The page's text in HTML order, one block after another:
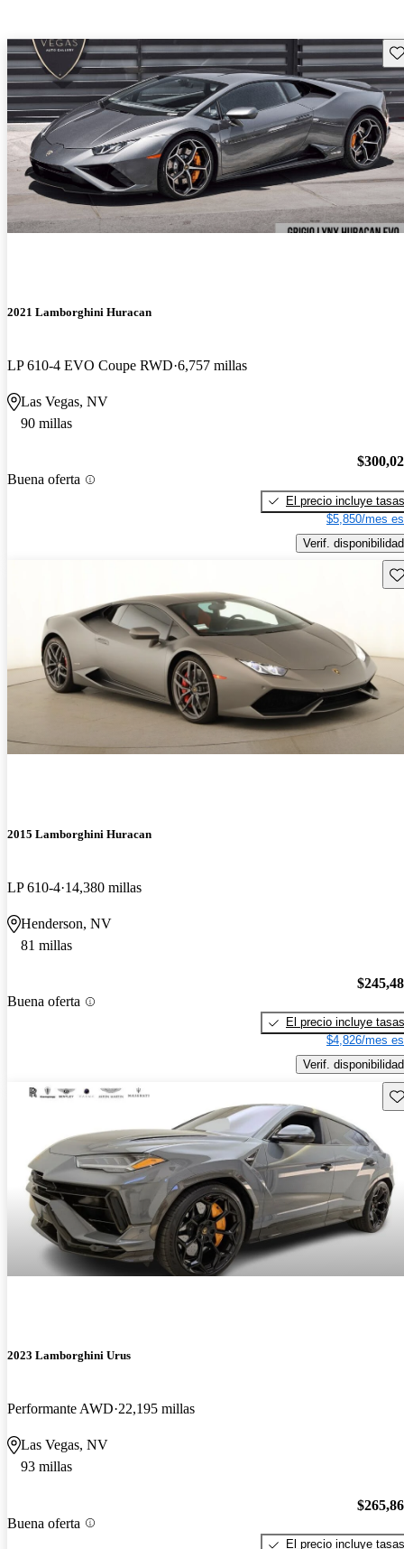
2021 Lamborghini Huracan
LP 610-4 EVO Coupe RWD 6,757 millas
Las Vegas, NV
90 millas
Buena oferta
El precio incluye tasas
$5,850/mes
Verif. disponibilidad
2015 Lamborghini Huracan
LP 610-4 14,380 millas
Henderson, NV
81 millas
Buena oferta
El precio incluye tasas
$4,826/mes
Verif. disponibilidad
2023 Lamborghini Urus
Performante AWD 22,195 millas
Las Vegas, NV
93 millas
Buena oferta
El precio incluye tasas